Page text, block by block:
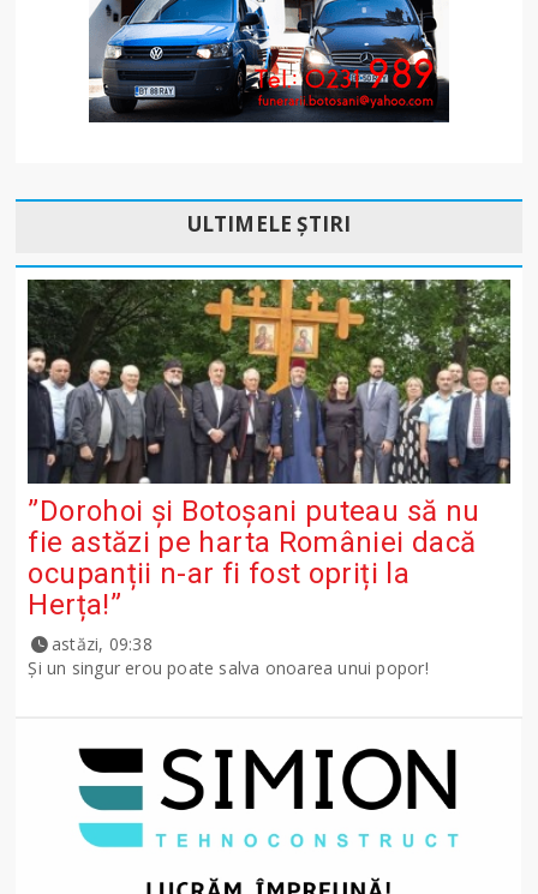
ULTIMELE ȘTIRI
”Dorohoi și Botoșani puteau să nu
fie astăzi pe harta României dacă
ocupanții n-ar fi fost opriți la
Herța!”
astăzi, 09:38
Și un singur erou poate salva onoarea unui popor!